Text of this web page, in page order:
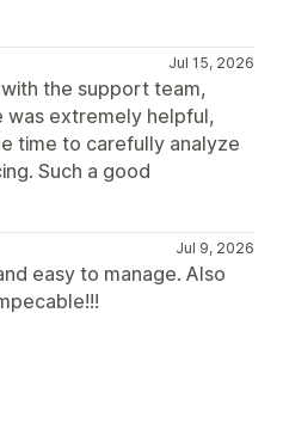
Jul 15, 2026
the support team,
was extremely helpful,
time to carefully analyze
Such a good
Jul 9, 2026
easy to manage. Also